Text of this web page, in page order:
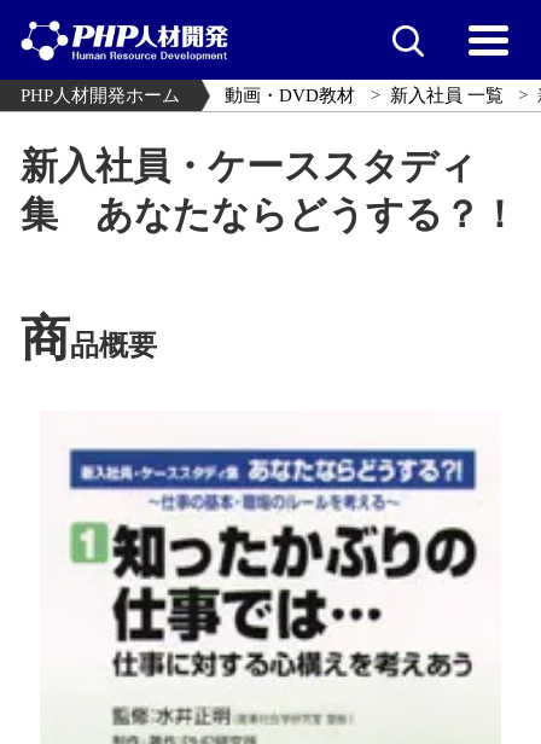
PHP人材開発ホーム 動画・DVD教材 新入社員 一覧
新入社員・ケーススタディ
集 あなたならどうする？！
商品概要